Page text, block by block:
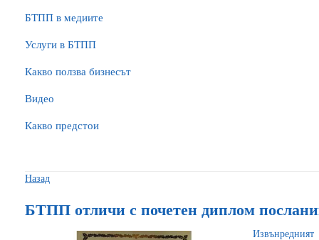
БTПП в медиите
Услуги в БТПП
Какво ползва бизнесът
Видео
Какво предстои
Назад
БТПП отличи с почетен диплом